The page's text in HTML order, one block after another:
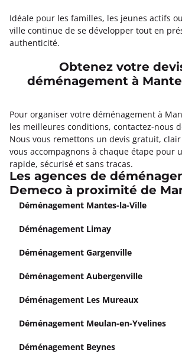
Idéale pour les familles, les jeunes actifs
ville continue de se développer tout en
authenticité.
Obtenez votre
déménagement à
Pour organiser votre déménagement à
les meilleures conditions, contactez-nous
Nous vous remettons un devis gratuit,
vous accompagnons à chaque étape pour
rapide, sécurisé et sans tracas.
Les agences de
Demeco à proximité de
Déménagement Mantes-la-Ville
Déménagement Limay
Déménagement Gargenville
Déménagement Aubergenville
Déménagement Les Mureaux
Déménagement Meulan-en-Yvelines
Déménagement Beynes